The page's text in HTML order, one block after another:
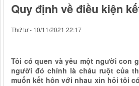
Quy định về điều kiện
Thứ tư - 10/11/2021 22:17
Tôi có quen và yêu một người con
người đó chính là cháu ruột của
muốn kết hôn với nhau xin hỏi tôi